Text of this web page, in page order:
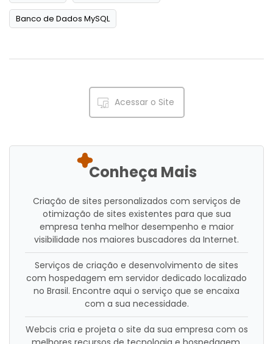
Banco de Dados MySQL
Acessar o Site
Conheça Mais
Criação de sites personalizados com serviços de
otimização de sites existentes para que sua
empresa tenha melhor desempenho e maior
visibilidade nos maiores buscadores da Internet.
Serviços de criação e desenvolvimento de sites
com hospedagem em servidor dedicado localizado
no Brasil. Encontre aqui o serviço que se encaixa
com a sua necessidade.
Webcis cria e projeta o site da sua empresa com os